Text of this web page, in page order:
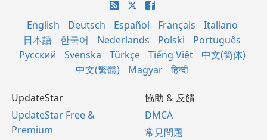
English Deutsch Español Français
Italiano
日本語
한국어 Nederlands Polski
Português
Русский
Svenska Türkçe Tiếng Việt
中文(简体)
中文(繁體)
Magyar हिन्दी
UpdateStar
UpdateStar Free &
Premium
協助 & 反饋
DMCA
常見問題